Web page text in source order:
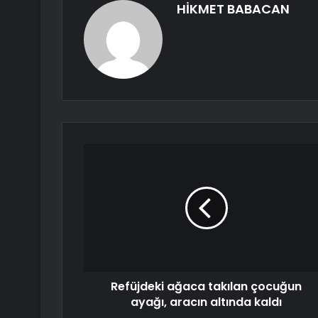
HİKMET BABACAN
Refüjdeki ağaca takılan çocuğun
ayağı, aracın altında kaldı